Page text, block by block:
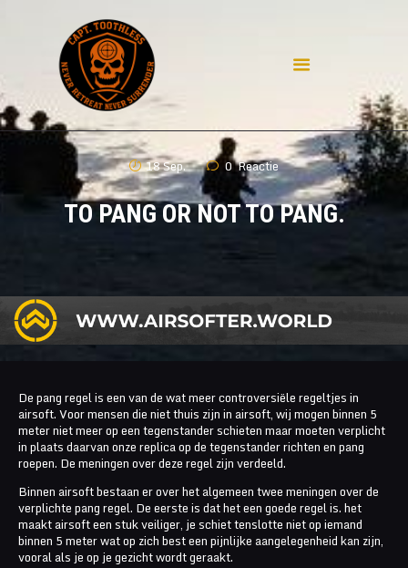
18 Sep. 0 Reactie
TO PANG OR NOT TO PANG.
HOME
WAT IS AIRSOFT
DISCLAIMER
CONTACT
PRIVACY
De pang regel is een van de wat meer controversiële regeltjes in
airsoft. Voor mensen die niet thuis zijn in airsoft, wij mogen binnen 5
meter niet meer op een tegenstander schieten maar moeten verplicht
in plaats daarvan onze replica op de tegenstander richten en pang
roepen. De meningen over deze regel zijn verdeeld.
Binnen airsoft bestaan er over het algemeen twee meningen over de
verplichte pang regel. De eerste is dat het een goede regel is. het
maakt airsoft een stuk veiliger, je schiet tenslotte niet op iemand
binnen 5 meter wat op zich best een pijnlijke aangelegenheid kan zijn,
vooral als je op je gezicht wordt geraakt.